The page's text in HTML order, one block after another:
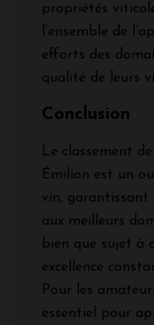
propriétés
l’ensemble de
efforts des
qualité de leurs
Conclusion
Le classement
Émilion est un
vin, garantissant
aux meilleurs
bien que sujet à
excellence
Pour les
essentiel pour